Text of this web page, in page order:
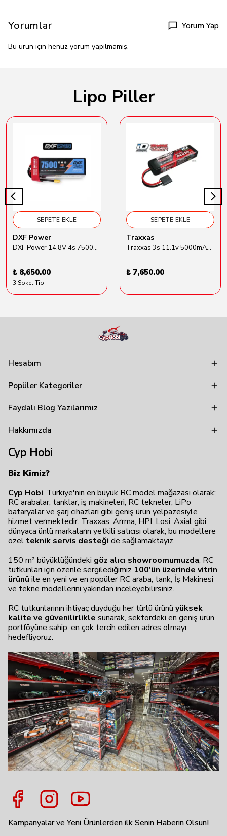
Yorumlar Yorum Yap
Bu ürün için henüz yorum yapılmamış.
Lipo Piller
SEPETE EKLE
DXF Power
DXF Power 14.8V 4s 7500mAh 80C Hardcase Lipo Batarya
₺ 8,650.00
3 Soket Tipi
SEPETE EKLE
Traxxas
Traxxas 3s 11.1v 5000mAh Lipo Batarya (TRX 2872X)
₺ 7,650.00
Hesabım
Popüler Kategoriler
Faydalı Blog Yazılarımız
Hakkımızda
Cyp Hobi
Biz Kimiz?
Cyp Hobi, Türkiye'nin en büyük RC model mağazası olarak;
RC arabalar, tanklar, iş makineleri, RC tekneler, LiPo
bataryalar ve şarj cihazları gibi geniş ürün yelpazesiyle
hizmet vermektedir. Traxxas, Arrma, HPI, Losi, Axial gibi
dünyaca ünlü markaların yetkili satıcısı olarak, bu modellere
özel teknik servis desteği de sağlamaktayız.
150 m² büyüklüğündeki göz alıcı showroomumuzda, RC
tutkunları için özenle sergilediğimiz 100'ün üzerinde vitrin
ürünü ile en yeni ve en popüler RC araba, tank, İş Makinesi
ve tekne modellerini yakından inceleyebilirsiniz.
RC tutkunlarının ihtiyaç duyduğu her türlü ürünü yüksek
kalite ve güvenilirlikle sunarak, sektördeki en geniş ürün
portföyüne sahip, en çok tercih edilen adres olmayı
hedefliyoruz.
Kampanyalar ve Yeni Ürünlerden ilk Senin Haberin Olsun!